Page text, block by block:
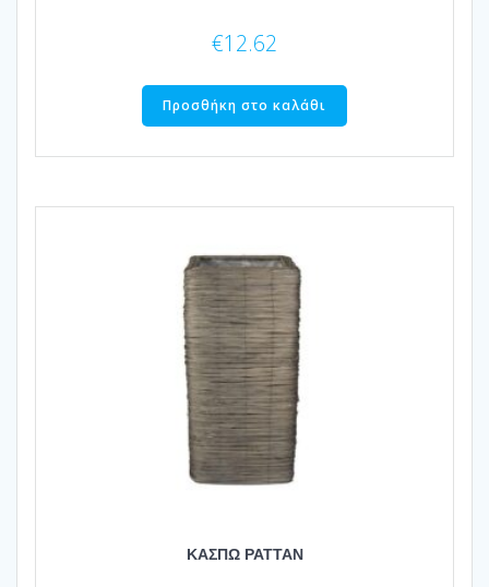
€12.62
Προσθήκη στο καλάθι
ΚΑΣΠΩ ΡΑΤΤΑΝ